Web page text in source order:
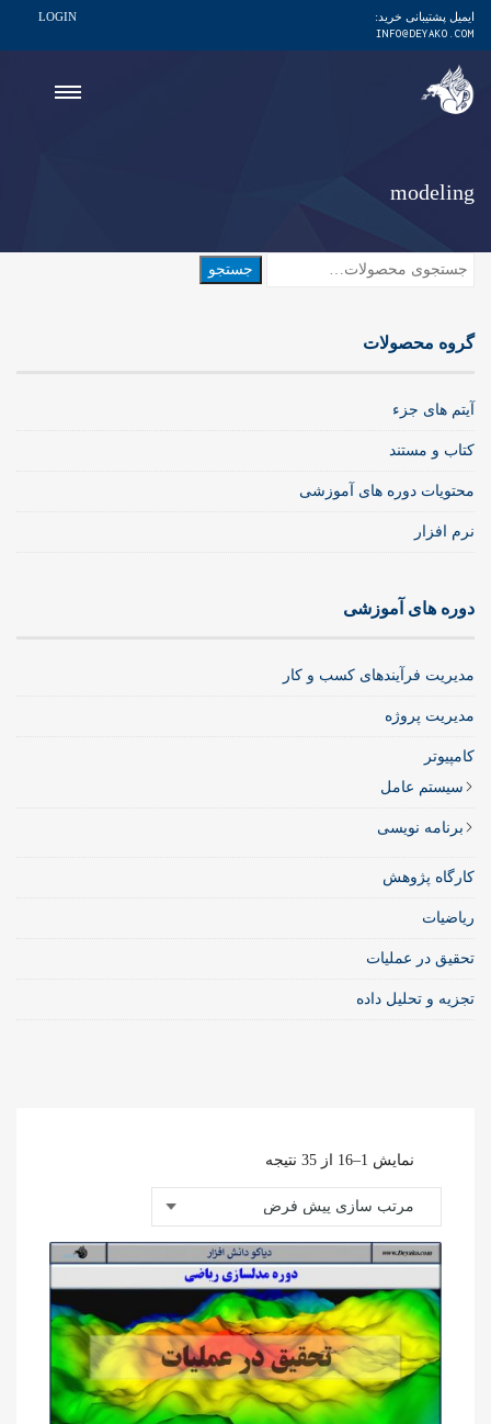
ایمیل پشتیبانی خرید:
INFO@DEYAKO.COM
LOGIN
modeling
جستجو
گروه محصولات
آیتم های جزء
کتاب و مستند
محتویات دوره های آموزشی
نرم افزار
دوره های آموزشی
مدیریت فرآیندهای کسب و کار
مدیریت پروژه
کامپیوتر
سیستم عامل
برنامه نویسی
کارگاه پژوهش
ریاضیات
تحقیق در عملیات
تجزیه و تحلیل داده
نمایش 1–16 از 35 نتیجه